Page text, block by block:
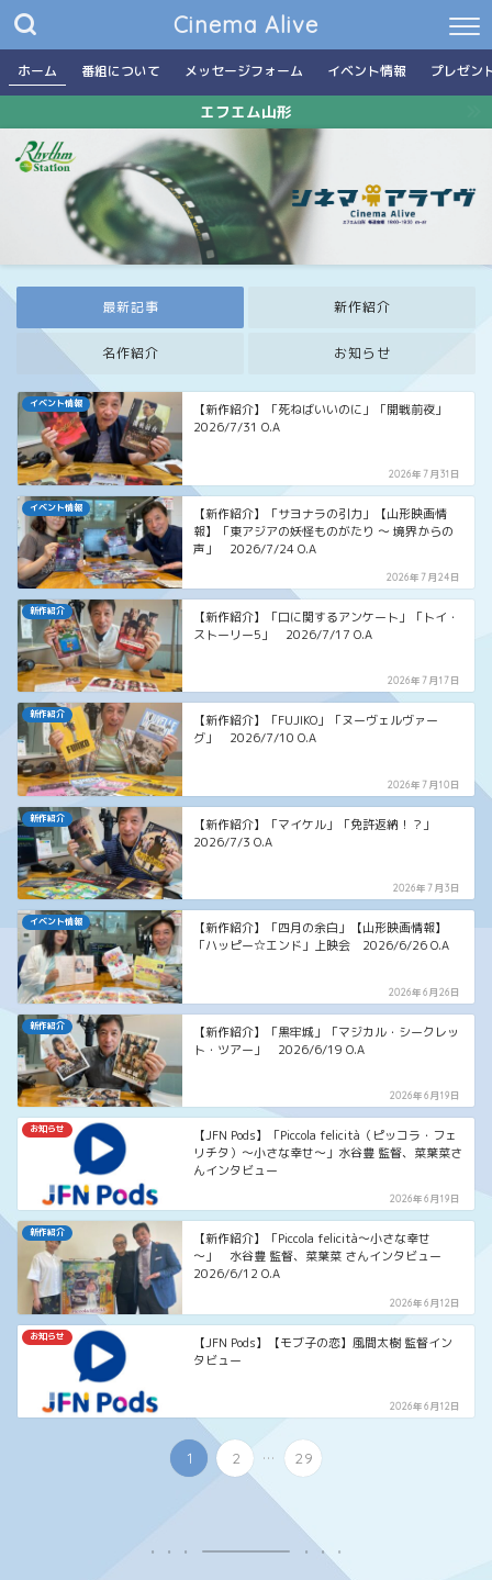
Cinema Alive
ホーム 番組について メッセージフォーム イベント情報 プレゼン
エフエム山形
最新記事 新作紹介
名作紹介 お知らせ
イベント情報
【新作紹介】「死ねばいいのに」「開戦前夜」
2026/7/31 O.A
2026年7月31日
イベント情報
【新作紹介】「サヨナラの引力」【山形映画情
報】「東アジアの妖怪ものがたり ～ 境界からの
声」 2026/7/24 O.A
2026年7月24日
新作紹介
【新作紹介】「口に関するアンケート」「トイ・
ストーリー5」 2026/7/17 O.A
2026年7月17日
新作紹介
【新作紹介】「FUJIKO」「ヌーヴェルヴァー
グ」 2026/7/10 O.A
2026年7月10日
新作紹介
【新作紹介】「マイケル」「免許返納！？」
2026/7/3 O.A
2026年7月3日
イベント情報
【新作紹介】「四月の余白」【山形映画情報】
「ハッピー☆エンド」上映会 2026/6/26 O.A
2026年6月26日
新作紹介
【新作紹介】「黒牢城」「マジカル・シークレッ
ト・ツアー」 2026/6/19 O.A
2026年6月19日
お知らせ
【JFN Pods】「Piccola felicità（ピッコラ・フェ
リチタ）～小さな幸せ～」水谷豊 監督、菜葉菜さ
んインタビュー
2026年6月19日
新作紹介
【新作紹介】「Piccola felicità～小さな幸せ
～」 水谷豊 監督、菜葉菜 さんインタビュー
2026/6/12 O.A
2026年6月12日
お知らせ
【JFN Pods】【モブ子の恋】風間太樹 監督イン
タビュー
2026年6月12日
1 2 ... 29